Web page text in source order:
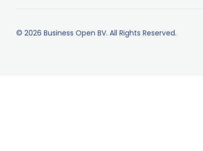
© 2026 Business Open BV. All Rights Reserved.